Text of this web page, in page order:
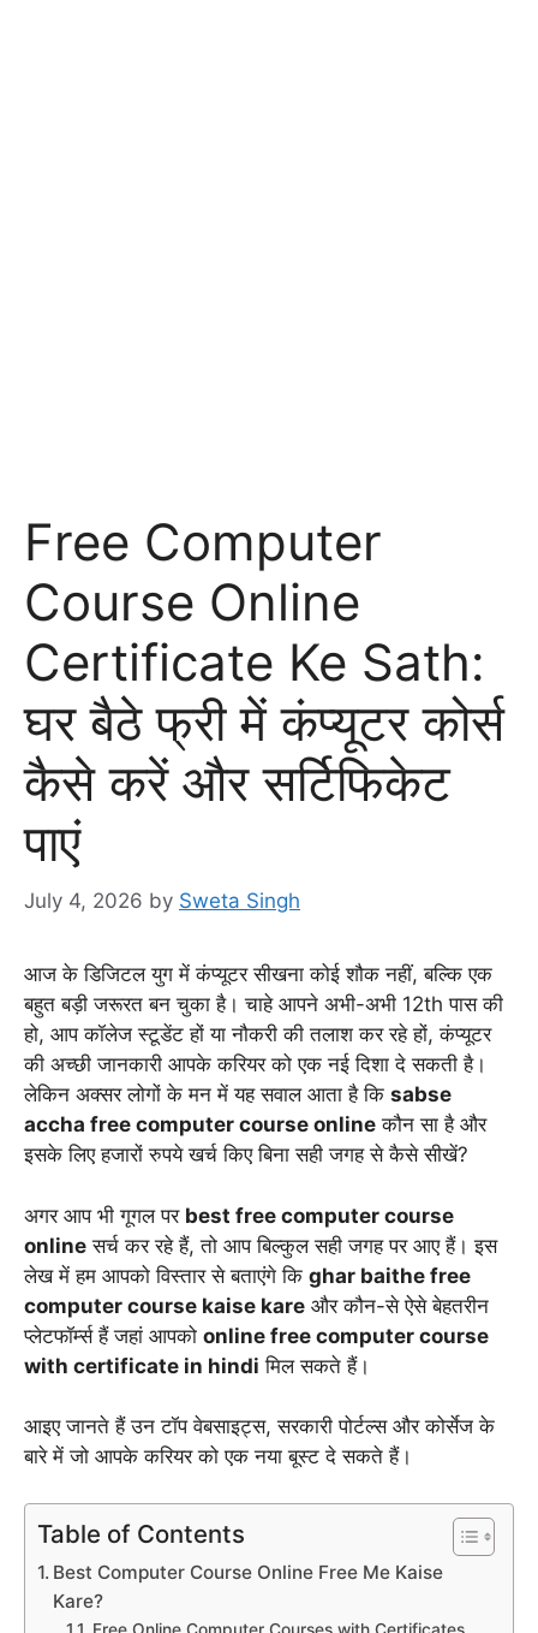
Free Computer
Course Online
Certificate Ke Sath:
घर बैठे फ्री में कंप्यूटर कोर्स
कैसे करें और सर्टिफिकेट
पाएं
July 4, 2026 by Sweta Singh
आज के डिजिटल युग में कंप्यूटर सीखना कोई शौक नहीं, बल्कि एक
बहुत बड़ी जरूरत बन चुका है। चाहे आपने अभी-अभी 12th पास की
हो, आप कॉलेज स्टूडेंट हों या नौकरी की तलाश कर रहे हों, कंप्यूटर
की अच्छी जानकारी आपके करियर को एक नई दिशा दे सकती है।
लेकिन अक्सर लोगों के मन में यह सवाल आता है कि sabse
accha free computer course online कौन सा है और
इसके लिए हजारों रुपये खर्च किए बिना सही जगह से कैसे सीखें?
अगर आप भी गूगल पर best free computer course
online सर्च कर रहे हैं, तो आप बिल्कुल सही जगह पर आए हैं। इस
लेख में हम आपको विस्तार से बताएंगे कि ghar baithe free
computer course kaise kare और कौन-से ऐसे बेहतरीन
प्लेटफॉर्म्स हैं जहां आपको online free computer course
with certificate in hindi मिल सकते हैं।
आइए जानते हैं उन टॉप वेबसाइट्स, सरकारी पोर्टल्स और कोर्सेज के
बारे में जो आपके करियर को एक नया बूस्ट दे सकते हैं।
Table of Contents
Best Computer Course Online Free Me Kaise
Kare?